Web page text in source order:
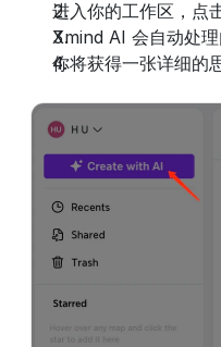
进入你的工作区，点
Xmind AI 会自动处
你将获得一张详细的